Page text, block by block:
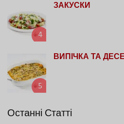
4
ЗАКУСКИ
5
ВИПІЧКА ТА
Останні Статті